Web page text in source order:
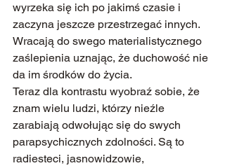
wyrzeka się ich po jakimś czasie i
zaczyna jeszcze przestrzegać innych.
Wracają do swego materialistycznego
zaślepienia uznając, że duchowość nie
da im środków do życia.
Teraz dla kontrastu wyobraź sobie, że
znam wielu ludzi, którzy nieźle
zarabiają odwołując się do swych
parapsychicznych zdolności. Są to
radiesteci, jasnowidzowie,